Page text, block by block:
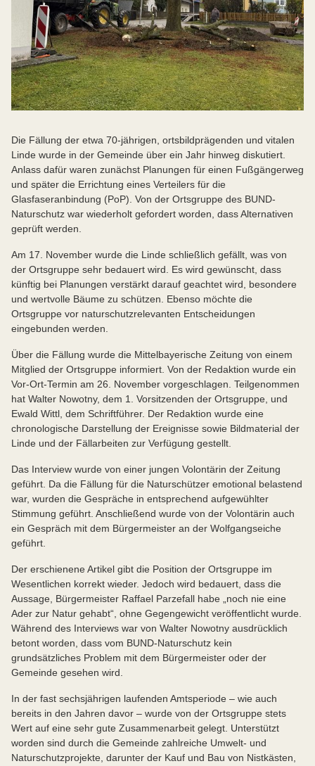
Die Fällung der etwa 70-jährigen, ortsbildprägenden und vitalen
Linde wurde in der Gemeinde über ein Jahr hinweg diskutiert.
Anlass dafür waren zunächst Planungen für einen Fußgängerweg
und später die Errichtung eines Verteilers für die
Glasfaseranbindung (PoP). Von der Ortsgruppe des BUND-
Naturschutz war wiederholt gefordert worden, dass Alternativen
geprüft werden.
Am 17. November wurde die Linde schließlich gefällt, was von
der Ortsgruppe sehr bedauert wird. Es wird gewünscht, dass
künftig bei Planungen verstärkt darauf geachtet wird, besondere
und wertvolle Bäume zu schützen. Ebenso möchte die
Ortsgruppe vor naturschutzrelevanten Entscheidungen
eingebunden werden.
Über die Fällung wurde die Mittelbayerische Zeitung von einem
Mitglied der Ortsgruppe informiert. Von der Redaktion wurde ein
Vor-Ort-Termin am 26. November vorgeschlagen. Teilgenommen
hat Walter Nowotny, dem 1. Vorsitzenden der Ortsgruppe, und
Ewald Wittl, dem Schriftführer. Der Redaktion wurde eine
chronologische Darstellung der Ereignisse sowie Bildmaterial der
Linde und der Fällarbeiten zur Verfügung gestellt.
Das Interview wurde von einer jungen Volontärin der Zeitung
geführt. Da die Fällung für die Naturschützer emotional belastend
war, wurden die Gespräche in entsprechend aufgewühlter
Stimmung geführt. Anschließend wurde von der Volontärin auch
ein Gespräch mit dem Bürgermeister an der Wolfgangseiche
geführt.
Der erschienene Artikel gibt die Position der Ortsgruppe im
Wesentlichen korrekt wieder. Jedoch wird bedauert, dass die
Aussage, Bürgermeister Raffael Parzefall habe „noch nie eine
Ader zur Natur gehabt“, ohne Gegengewicht veröffentlicht wurde.
Während des Interviews war von Walter Nowotny ausdrücklich
betont worden, dass vom BUND-Naturschutz kein
grundsätzliches Problem mit dem Bürgermeister oder der
Gemeinde gesehen wird.
In der fast sechsjährigen laufenden Amtsperiode – wie auch
bereits in den Jahren davor – wurde von der Ortsgruppe stets
Wert auf eine sehr gute Zusammenarbeit gelegt. Unterstützt
worden sind durch die Gemeinde zahlreiche Umwelt- und
Naturschutzprojekte, darunter der Kauf und Bau von Nistkästen,